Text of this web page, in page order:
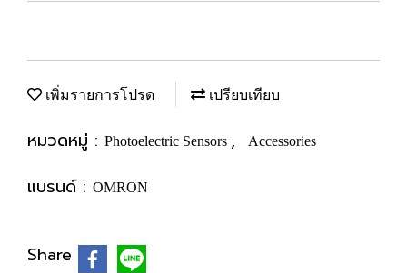
เพิ่มรายการโปรด เปรียบเทียบ
หมวดหมู่ : Photoelectric Sensors , Accessories
แบรนด์ : OMRON
Share